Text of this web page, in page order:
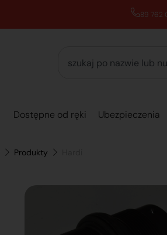
89 762
Dostępne od ręki Ubezpieczenia
Produkty